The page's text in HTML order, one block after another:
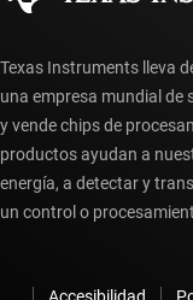
Texas Instruments lleva
una empresa mundial de
y vende chips de
productos ayudan a
energía, a detectar y
un control o